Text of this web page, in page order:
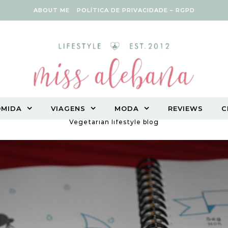
ABOUT ME POLÍTICA DE PRIVACIDADE – RGPD
Vegetarian lifestyle blog
VIAGENS MODA REVIEWS